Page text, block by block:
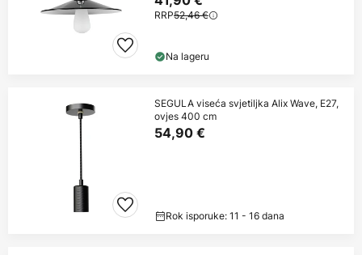
RRP52,46 €
Na lageru
SEGULA viseća svjetiljka Alix Wave, E27,
ovjes 400 cm
54,90 €
Rok isporuke: 11 - 16 dana